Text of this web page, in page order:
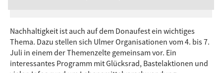
Nachhaltigkeit ist auch auf dem Donaufest ein wichtiges
Thema. Dazu stellen sich Ulmer Organisationen vom 4. bis 7.
Juli in einem der Themenzelte gemeinsam vor. Ein
interessantes Programm mit Glücksrad, Bastelaktionen und